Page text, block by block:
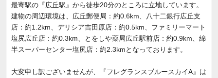
最寄駅の『広丘駅』から徒歩20分のところに立地しています。
建物の周辺環境は、広丘郵便局：約0.6km、八十二銀行広丘支
店：約1.2km、デリシア吉田原店：約0.5km、ファミリーマート
塩尻広丘店：約0.3km、とをしや薬局広丘駅前店：約0.9km、綿
半スーパーセンター塩尻店：約2.3kmとなっております。
大変申し訳ございませんが、『フレグランスブルースカイA』は